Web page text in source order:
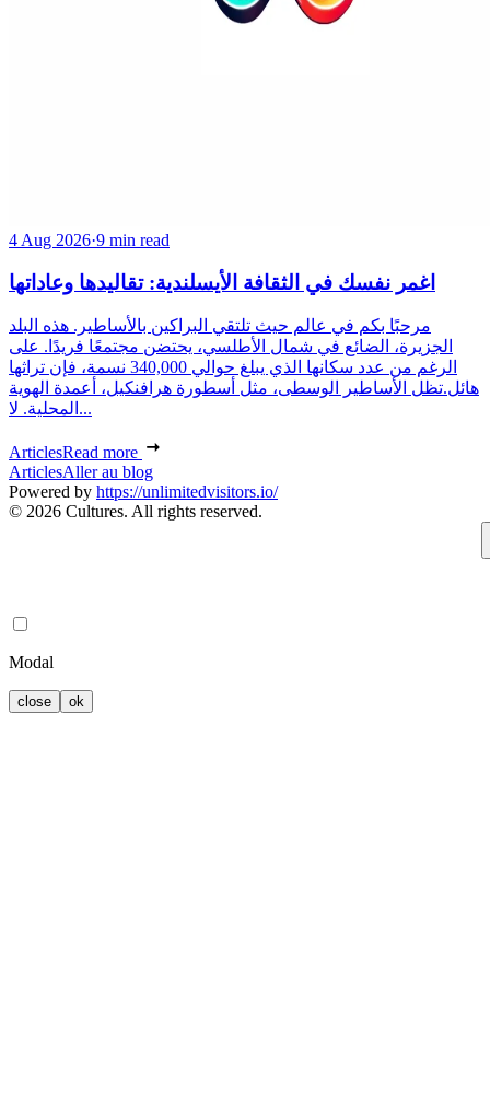
4 Aug 2026·9 min read
اغمر نفسك في الثقافة الأيسلندية: تقاليدها وعاداتها
مرحبًا بكم في عالم حيث تلتقي البراكين بالأساطير. هذه البلد
الجزيرة، الضائع في شمال الأطلسي، يحتضن مجتمعًا فريدًا. على
الرغم من عدد سكانها الذي يبلغ حوالي 340,000 نسمة، فإن تراثها
هائل.تظل الأساطير الوسطى، مثل أسطورة هرافنكيل، أعمدة الهوية
المحلية. لا...
ArticlesRead more
ArticlesAller au blog
Powered by https://unlimitedvisitors.io/
© 2026 Cultures. All rights reserved.
Modal
close ok